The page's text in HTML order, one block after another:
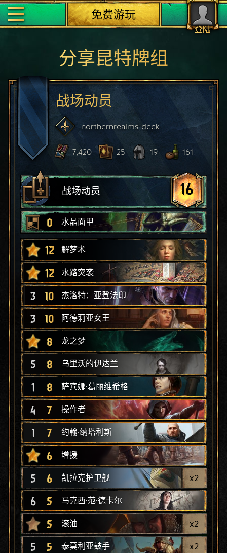
登陆
免费游玩
分享昆特牌组
战场动员
northernrealmsdeck
7,420 25 19 161
战场动员 16
0 水晶面甲
12 解梦术
12 水路突袭
3 10 杰洛特：亚登法印
3 10 阿德莉亚女王
8 龙之梦
5 8 乌里沃的伊达兰
1 8 萨宾娜·葛丽维希格
4 7 操作者
1 7 约翰·纳塔利斯
6 增援
5 6 凯拉克护卫舰 x2
6 5 马克西·范·德卡尔
5 滚油 x2
5 5 泰莫利亚鼓手 x2